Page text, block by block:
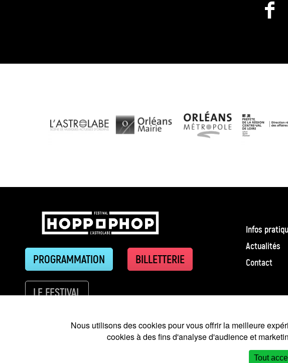
PROGRAMMATION BILLETTERIE
LE FESTIVAL
Infos
Actualités
Contact
2026 © Festival Hop Pop Hop-Mentions légales-
Nous utilisons des cookies pour vous offrir la meilleure
cookies à des fins d'analyse d'audience et
Tout